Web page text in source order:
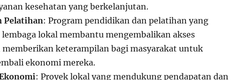
kesehatan yang berkelanjutan.
Pelatihan: Program pendidikan dan pelatihan yang
lokal membantu mengembalikan akses
keterampilan bagi masyarakat untuk
ekonomi mereka.
: Proyek lokal yang mendukung pendapatan dan